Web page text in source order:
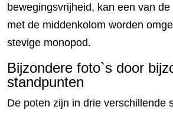
bewegingsvrijheid, kan een van
met de middenkolom worden
stevige monopod.
Bijzondere foto`s door
standpunten
De poten zijn in drie verschillende